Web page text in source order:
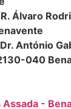
R. Álvaro
Dr. António
040
Assada -